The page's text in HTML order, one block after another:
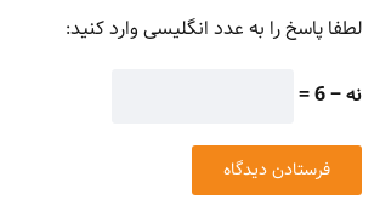
لطفا پاسخ را به عدد انگلیسی وارد کنید:
نه − 6 =